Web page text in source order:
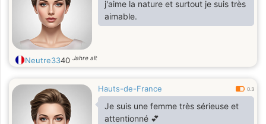
j'aime la nature et surtout je suis très
aimable.
Neutre3340 Jahre alt
Hauts-de-France 0.3
Je suis une femme très sérieuse et
attentionné 💕